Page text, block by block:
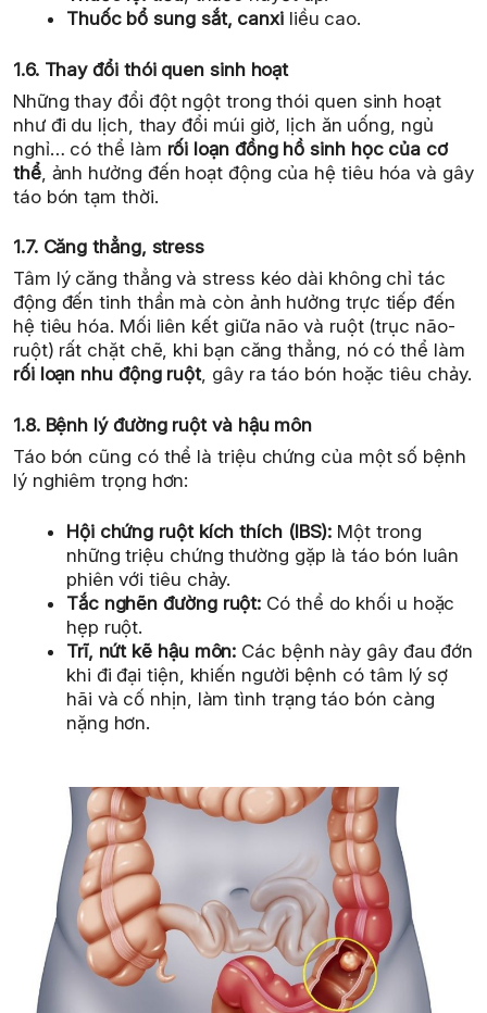
Thuốc bổ sung sắt, canxiliều cao.
1.6. Thay đổi thói quen sinh hoạt
Những thay đổi đột ngột trong thói quen sinh hoạt
như đi du lịch, thay đổi múi giờ, lịch ăn uống, ngủ
nghỉ… có thể làm rối loạn đồng hồ sinh học của cơ
thể, ảnh hưởng đến hoạt động của hệ tiêu hóa và gây
táo bón tạm thời.
1.7. Căng thẳng, stress
Tâm lý căng thẳng và stress kéo dài không chỉ tác
động đến tinh thần mà còn ảnh hưởng trực tiếp đến
hệ tiêu hóa. Mối liên kết giữa não và ruột (trục não-
ruột) rất chặt chẽ, khi bạn căng thẳng, nó có thể làm
rối loạn nhu động ruột, gây ra táo bón hoặc tiêu chảy.
1.8. Bệnh lý đường ruột và hậu môn
Táo bón cũng có thể là triệu chứng của một số bệnh
lý nghiêm trọng hơn:
Hội chứng ruột kích thích (IBS): Một trong
những triệu chứng thường gặp là táo bón luân
phiên với tiêu chảy.
Tắc nghẽn đường ruột: Có thể do khối u hoặc
hẹp ruột.
Trĩ, nứt kẽ hậu môn: Các bệnh này gây đau đớn
khi đi đại tiện, khiến người bệnh có tâm lý sợ
hãi và cố nhịn, làm tình trạng táo bón càng
nặng hơn.